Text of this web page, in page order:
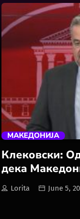
МАКЕДОНИЈА
Клековски:
дека
да го
третман и
Lorita June 5,